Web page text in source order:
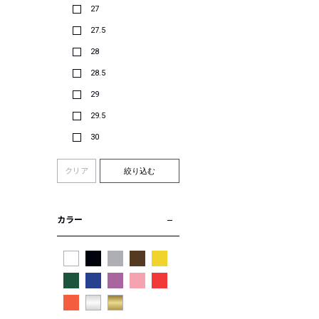
27
27.5
28
28.5
29
29.5
30
クリア 絞り込む
カラー